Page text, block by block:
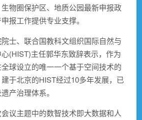
物圈保护区、地质公园最新申报政
报工作提供专业支撑。
、联合国教科文组织国际自然与
(HIST)主任郭华东致辞表示，作为
球设立的唯一一个基于空间技术的
于北京的HIST经过10多年发展，已
产治理体系。
主题中的数智技术即大数据和人